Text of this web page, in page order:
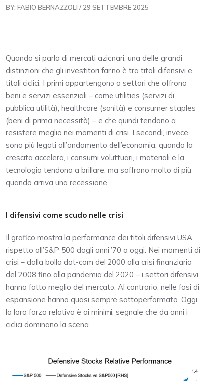
BY: FABIO BERNAZZOLI / 29 SETTEMBRE 2025
Quando si parla di mercati azionari, una delle grandi
distinzioni che gli investitori fanno è tra titoli difensivi e
titoli ciclici. I primi appartengono a settori che offrono
beni e servizi essenziali – come utilities (servizi di
pubblica utilità), healthcare (sanità) e consumer staples
(beni di prima necessità) – e che quindi tendono a
resistere meglio nei momenti di crisi. I secondi, invece,
sono più legati all’andamento dell’economia: quando la
crescita accelera, i consumi voluttuari, i materiali e la
tecnologia tendono a brillare, ma soffrono molto di più
quando arriva una recessione.
I difensivi come scudo nelle crisi
Il grafico mostra la performance dei titoli difensivi USA
rispetto all’S&P 500 dagli anni ’70 a oggi. Nei momenti di
crisi – dalla bolla dot-com del 2000 alla crisi finanziaria
del 2008 fino alla pandemia del 2020 – i settori difensivi
hanno fatto meglio del mercato. Al contrario, nelle fasi di
espansione hanno quasi sempre sottoperformato. Oggi
la loro forza relativa è ai minimi, segnale che da anni i
ciclici dominano la scena.